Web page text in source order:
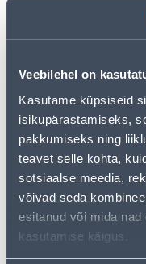
Veebilehel on
Kasutame küpsiseid
isikupärastamiseks,
pakkumiseks ning
teavet selle kohta,
sotsiaalse meedia,
võivad seda
esitanud või mida
kasutamise käigus.
• Mõõtmed on 38 x
seinalülitist.
• 14-päevane
• HANKIJA LAOST
Предполагаемая
Посылочный